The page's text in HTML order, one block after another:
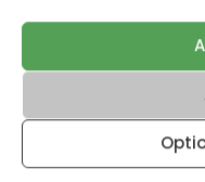
unterschiedlichen
verschiedener
Verwendung
anhand von aktiv
+43
Herstellung,